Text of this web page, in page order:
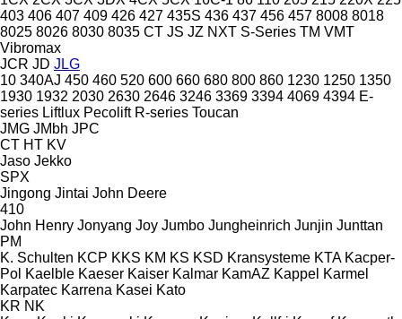
403 406 407 409 426 427 435S 436 437 456 457 8008 8018
8025 8026 8030 8035 CT JS JZ NXT S-Series TM VMT
Vibromax
JCR JD JLG
10 340AJ 450 460 520 600 660 680 800 860 1230 1250 1350
1930 1932 2030 2630 2646 3246 3369 3394 4069 4394 E-
series Liftlux Pecolift R-series Toucan
JMG JMbh JPC
CT HT KV
Jaso Jekko
SPX
Jingong Jintai John Deere
410
John Henry Jonyang Joy Jumbo Jungheinrich Junjin Junttan
PM
K. Schulten KCP KKS KM KS KSD Kransysteme KTA Kacper-
Pol Kaelble Kaeser Kaiser Kalmar KamAZ Kappel Karmel
Karpatec Karrena Kasei Kato
KR NK